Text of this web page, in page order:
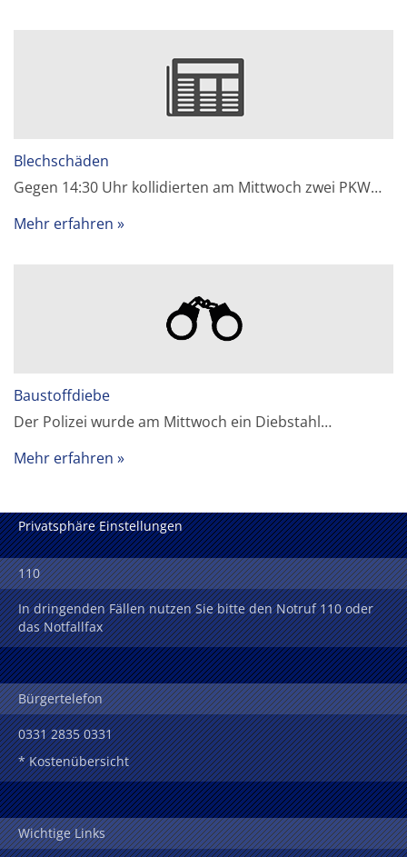
Blechschäden
Gegen 14:30 Uhr kollidierten am Mittwoch zwei PKW…
Mehr erfahren
Baustoffdiebe
Der Polizei wurde am Mittwoch ein Diebstahl…
Mehr erfahren
Privatsphäre Einstellungen
110
In dringenden Fällen nutzen Sie bitte den Notruf 110 oder
das Notfallfax
Bürgertelefon
0331 2835 0331
* Kostenübersicht
Wichtige Links